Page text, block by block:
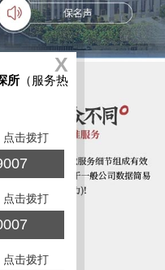
X
所 （服务热
点击拨打
点击拨打
点击拨打